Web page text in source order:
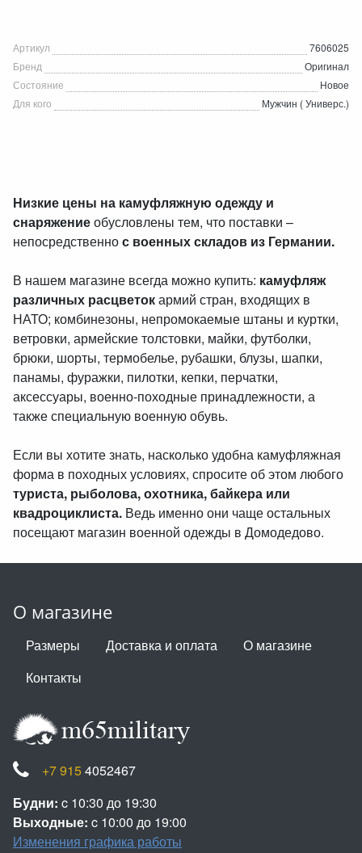
Артикул
7606025
Бренд
Оригинал
Состояние
Новое
Для кого
Мужчин ( Универс.)
Низкие цены на камуфляжную одежду и
снаряжениеобусловлены тем, что поставки –
непосредственнос военных складов из Германии.
В нашем магазине всегда можно купить: камуфляж
различных расцветокармий стран, входящих в
НАТО; комбинезоны, непромокаемые штаны и куртки,
ветровки, армейские толстовки, майки, футболки,
брюки, шорты, термобелье, рубашки, блузы, шапки,
панамы, фуражки, пилотки, кепки, перчатки,
аксессуары, военно-походные принадлежности, а
также специальную военную обувь.
Если вы хотите знать, насколько удобна камуфляжная
форма в походных условиях, спросите об этом любого
туриста, рыболова, охотника, байкера или
квадроциклиста. Ведь именно они чаще остальных
посещают магазин военной одежды в Домодедово.
О магазине
Размеры Доставка и оплата
О магазине
Контакты
+7 915 4052467
Будни: c 10:30 до 19:30
Выходные: c 10:00 до 19:00
Изменения графика работы